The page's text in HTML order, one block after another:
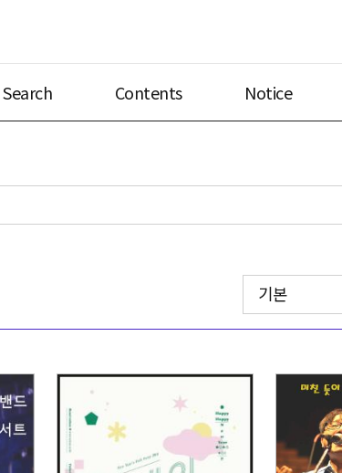
Search Contents Notice
기본